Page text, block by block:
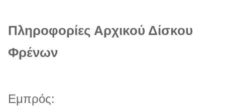
Πληροφορίες Αρχικού Δίσκου
Φρένων
Εμπρός: